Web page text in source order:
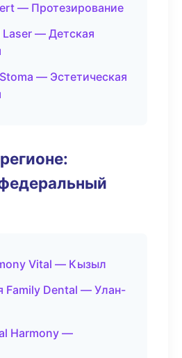
— Протезирование
— Детская
— Эстетическая
Vital — Кызыл
Family Dental — Улан-
Harmony —